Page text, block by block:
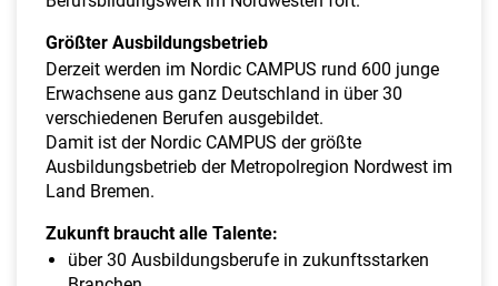
Größter Ausbildungsbetrieb
Derzeit werden im Nordic CAMPUS rund 600 junge
Erwachsene aus ganz Deutschland in über 30
verschiedenen Berufen ausgebildet.
Damit ist der Nordic CAMPUS der größte
Ausbildungsbetrieb der Metropolregion Nordwest im
Land Bremen.
Zukunft braucht alle Talente:
über 30 Ausbildungsberufe in zukunftsstarken